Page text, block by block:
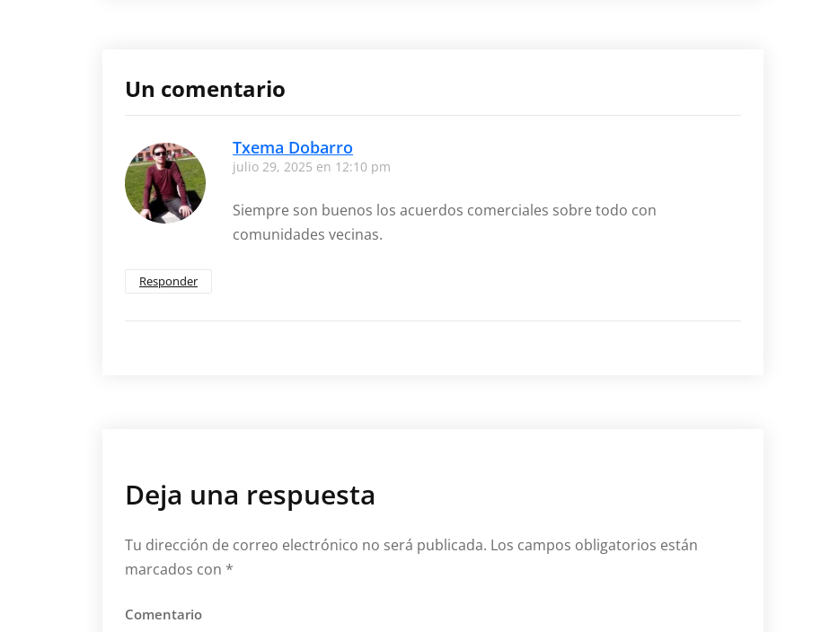
institucional
la
transformación
la
agroindustria
Un comentario
Txema Dobarro
julio 29, 2025 en 12:10 pm
Siempre son buenos los acuerdos comerciales sobre todo con
comunidades vecinas.
Responder
Deja una respuesta
Tu dirección de correo electrónico no será publicada. Los campos obligatorios están
marcados con *
Comentario